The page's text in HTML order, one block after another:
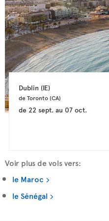
Dublin (IE)
de Toronto (CA)
de 22 sept.au 07 oct.
Voir plus de vols vers:
le Maroc
le Sénégal